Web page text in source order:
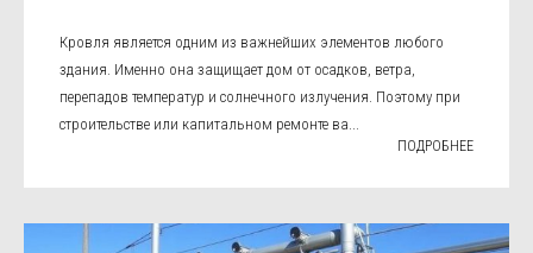
Кровля является одним из важнейших элементов любого
здания. Именно она защищает дом от осадков, ветра,
перепадов температур и солнечного излучения. Поэтому при
строительстве или капитальном ремонте ва...
ПОДРОБНЕЕ